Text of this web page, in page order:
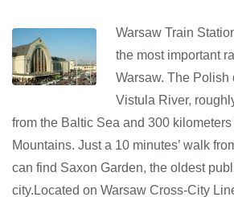
Warsaw Train
the most important
Warsaw. The Polish
Vistula River,
from the Baltic Sea and 300
Mountains. Just a 10 minutes’ walk
can find Saxon Garden, the oldest
city.Located on Warsaw Cross-City